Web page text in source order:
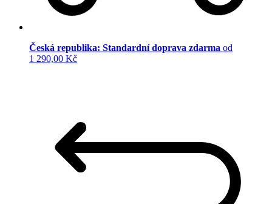
Česká republika: Standardní doprava zdarma od
1 290,00 Kč